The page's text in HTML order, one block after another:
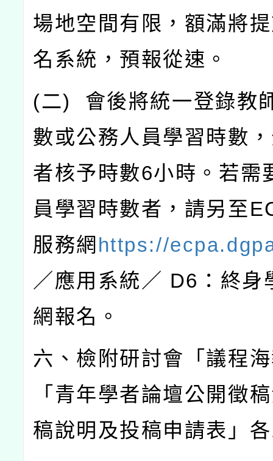
場地空間有限，額滿將
名系統，預報從速。
(二) 會後將統一登錄教
數或公務人員學習時數
者核予時數6小時。若需
員學習時數者，請另至
服務網 https://
／應用系統／ D6 ：終
網報名。
六、檢附研討會「議程
「青年學者論壇公開徵
稿說明及投稿申請表」各